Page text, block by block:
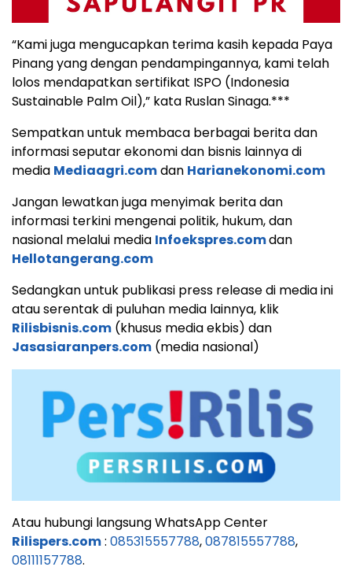
“Kami juga mengucapkan terima kasih kepada Paya
Pinang yang dengan pendampingannya, kami telah
lolos mendapatkan sertifikat ISPO (Indonesia
Sustainable Palm Oil),” kata Ruslan Sinaga.***
Sempatkan untuk membaca berbagai berita dan
informasi seputar ekonomi dan bisnis lainnya di
media Mediaagri.comdan Harianekonomi.com
Jangan lewatkan juga menyimak berita dan
informasi terkini mengenai politik, hukum, dan
nasional melalui media Infoekspres.comdan
Hellotangerang.com
Sedangkan untuk publikasi press release di media ini
atau serentak di puluhan media lainnya, klik
Rilisbisnis.com (khusus media ekbis) dan
Jasasiaranpers.com (media nasional)
Atau hubungi langsung WhatsApp Center
Rilispers.com: 085315557788,087815557788,
08111157788.